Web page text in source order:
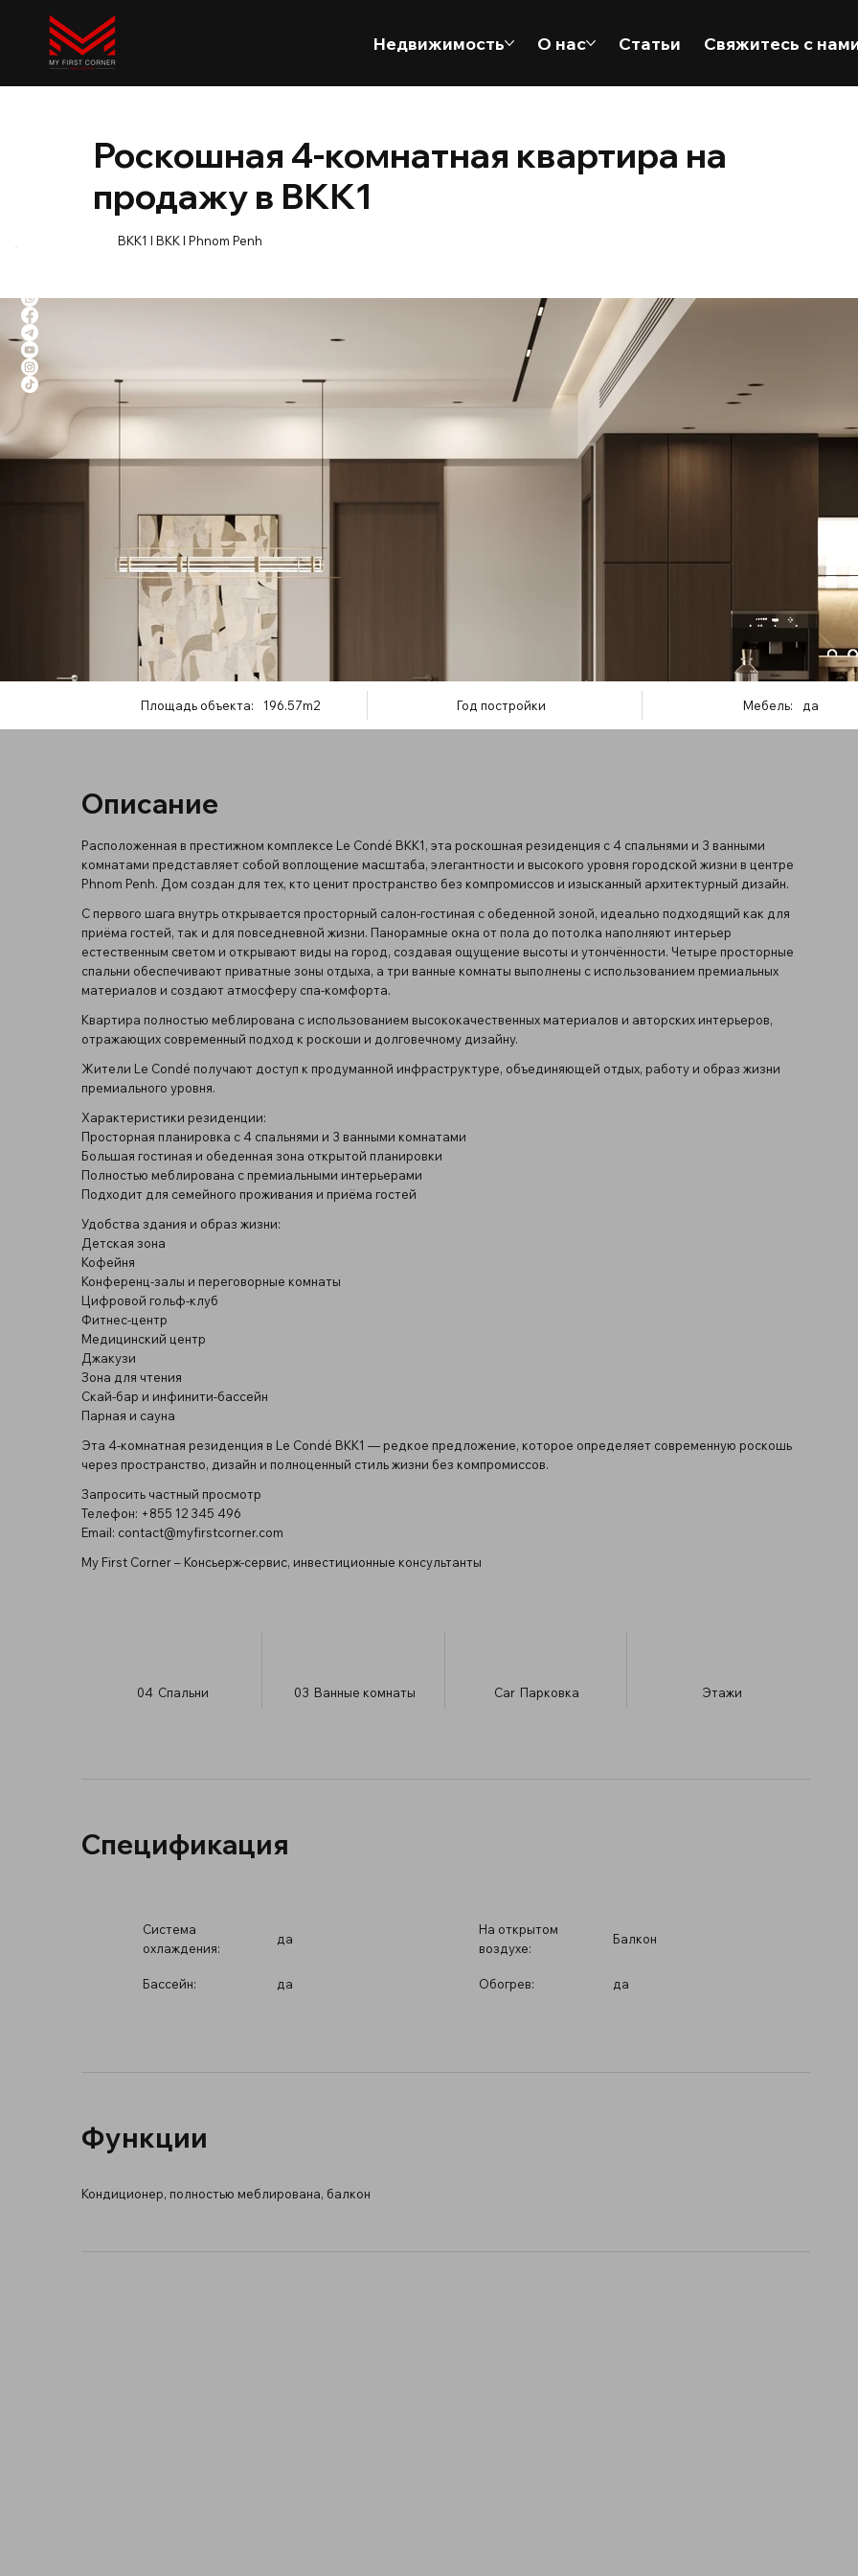
Недвижимость О нас Статьи Свяжитесь с
Роскошная 4-комнатная квартира на
продажу в BKK1
BKK1 l BKK l Phnom Penh
Площадь объекта: 196.57m2 Год постройки Мебель: да
Описание
Расположенная в престижном комплексе Le Condé BKK1, эта роскошная резиденция с 4 спальнями и 3 ванными
комнатами представляет собой воплощение масштаба, элегантности и высокого уровня городской жизни в центре
Phnom Penh. Дом создан для тех, кто ценит пространство без компромиссов и изысканный архитектурный дизайн.
С первого шага внутрь открывается просторный салон-гостиная с обеденной зоной, идеально подходящий как для
приёма гостей, так и для повседневной жизни. Панорамные окна от пола до потолка наполняют интерьер
естественным светом и открывают виды на город, создавая ощущение высоты и утончённости. Четыре просторные
спальни обеспечивают приватные зоны отдыха, а три ванные комнаты выполнены с использованием премиальных
материалов и создают атмосферу спа-комфорта.
Квартира полностью меблирована с использованием высококачественных материалов и авторских интерьеров,
отражающих современный подход к роскоши и долговечному дизайну.
Жители Le Condé получают доступ к продуманной инфраструктуре, объединяющей отдых, работу и образ жизни
премиального уровня.
Характеристики резиденции:
Просторная планировка с 4 спальнями и 3 ванными комнатами
Большая гостиная и обеденная зона открытой планировки
Полностью меблирована с премиальными интерьерами
Подходит для семейного проживания и приёма гостей
Удобства здания и образ жизни:
Детская зона
Кофейня
Конференц-залы и переговорные комнаты
Цифровой гольф-клуб
Фитнес-центр
Медицинский центр
Джакузи
Зона для чтения
Скай-бар и инфинити-бассейн
Парная и сауна
Эта 4-комнатная резиденция в Le Condé BKK1 — редкое предложение, которое определяет современную роскошь
через пространство, дизайн и полноценный стиль жизни без компромиссов.
Запросить частный просмотр
Телефон: +855 12 345 496
Email: contact@myfirstcorner.com
My First Corner – Консьерж-сервис, инвестиционные консультанты
04 Спальни 03 Ванные комнаты Car Парковка ​Этажи
Спецификация
Система
охлаждения:
да
Бассейн: да
На открытом
воздухе:
Балкон
Обогрев: да
Функции
Кондиционер, полностью меблирована, балкон